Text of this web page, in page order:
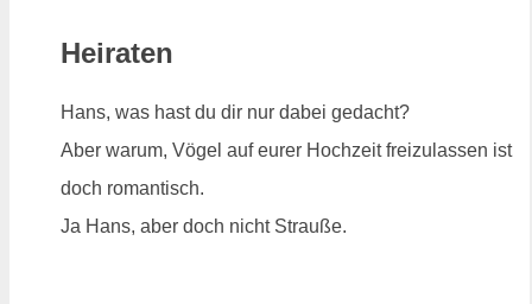
Heiraten
Hans, was hast du dir nur dabei gedacht?
Aber warum, Vögel auf eurer Hochzeit freizulassen ist
doch romantisch.
Ja Hans, aber doch nicht Strauße.